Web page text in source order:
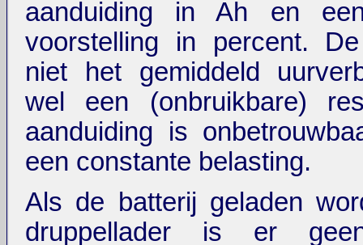
aanduiding in Ah en
voorstelling in percent.
niet het gemiddeld
wel een (onbruikbare)
aanduiding is
een constante belasting.
Als de batterij geladen
druppellader is er